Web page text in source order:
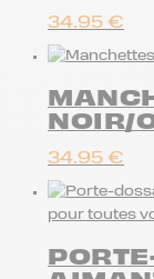
34.95 €
NOIR/
34.95 €
pour toutes